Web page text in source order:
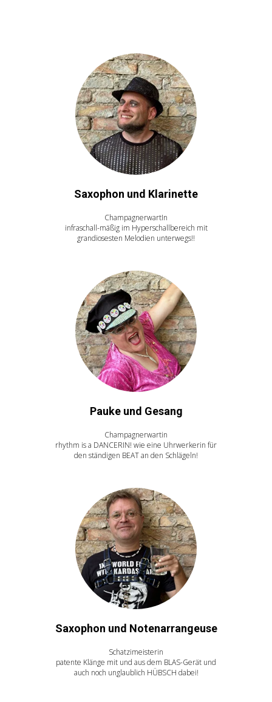
Saxophon und Klarinette
ChampagnerwartIn
infraschall-mäßig im Hyperschallbereich mit
grandiosesten Melodien unterwegs!!
Pauke und Gesang
Champagnerwartin
rhythm is a DANCERIN! wie eine Uhrwerkerin für
den ständigen BEAT an den Schlägeln!
Saxophon und Notenarrangeuse
Schatzimeisterin
patente Klänge mit und aus dem BLAS-Gerät und
auch noch unglaublich HÜBSCH dabei!